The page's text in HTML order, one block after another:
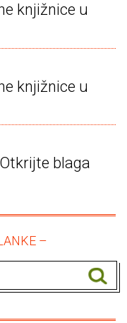
knjižnice u
knjižnice u
blaga
–